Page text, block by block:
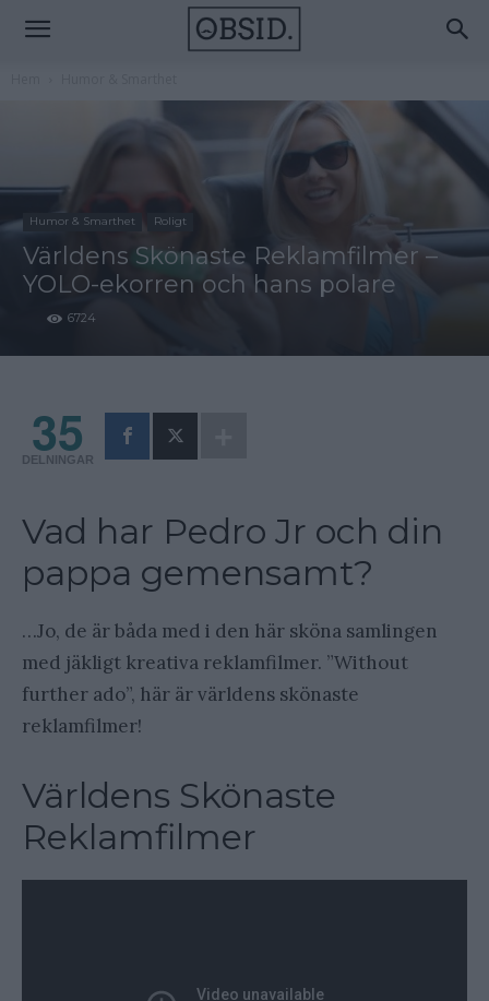
Humor & Smarthet Roligt
Världens Skönaste Reklamfilmer –
YOLO-ekorren och hans polare
6724
35
DELNINGAR
Vad har Pedro Jr och din
pappa gemensamt?
…Jo, de är båda med i den här sköna samlingen
med jäkligt kreativa reklamfilmer. ”Without
further ado”, här är världens skönaste
reklamfilmer!
Världens Skönaste
Reklamfilmer